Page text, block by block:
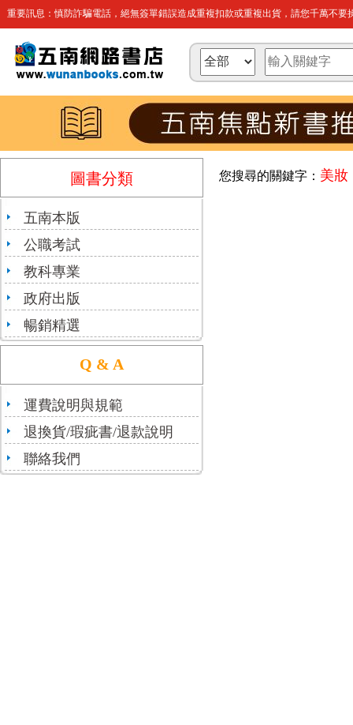
重要訊息：慎防詐騙電話，絕無簽單錯誤造成重複扣款或重複出貨，請您千萬不要
圖書分類
五南本版
公職考試
教科專業
政府出版
暢銷精選
Q & A
運費說明與規範
退換貨/瑕疵書/退款說明
聯絡我們
您搜尋的關鍵字： 美妝